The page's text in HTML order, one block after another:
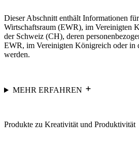
Dieser Abschnitt enthält Informationen
Wirtschaftsraum (EWR), im Vereinigten
der Schweiz (CH), deren
EWR, im Vereinigten Königreich oder in
werden.
MEHR ERFAHREN
Produkte zu Kreativität und Produktivität